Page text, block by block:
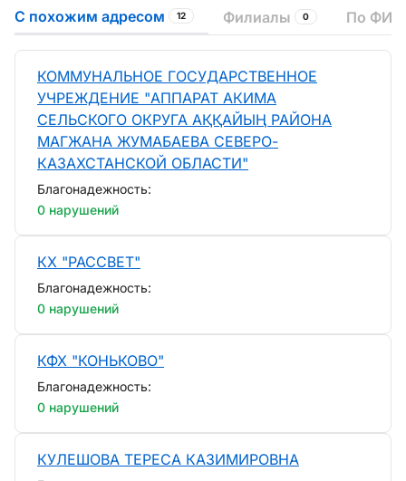
С похожим адресом 12 Филиалы 0 По ФИО
КОММУНАЛЬНОЕ ГОСУДАРСТВЕННОЕ
УЧРЕЖДЕНИЕ "АППАРАТ АКИМА
СЕЛЬСКОГО ОКРУГА АҚҚАЙЫҢ РАЙОНА
МАГЖАНА ЖУМАБАЕВА СЕВЕРО-
КАЗАХСТАНСКОЙ ОБЛАСТИ"
Благонадежность:
0 нарушений
КХ "РАССВЕТ"
Благонадежность:
0 нарушений
КФХ "КОНЬКОВО"
Благонадежность:
0 нарушений
КУЛЕШОВА ТЕРЕСА КАЗИМИРОВНА